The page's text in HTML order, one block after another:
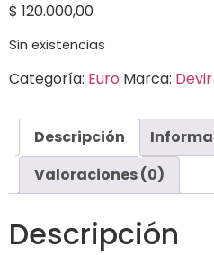
$ 120.000,00
Sin existencias
Categoría: Euro Marca: Devir
Descripción
Valoraciones (0)
Descripción